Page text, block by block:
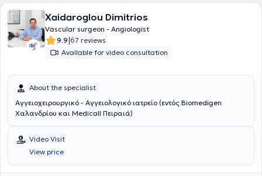
Xaidaroglou Dimitrios
Vascular surgeon - Angiologist
9.9|67 reviews
Available for video consultation
About the specialist
Αγγειοχειρουργικό - Αγγειολογικό ιατρείο (εντός Biomedigen
Χαλανδρίου και Medicall Πειραιά)
Video Visit
View price